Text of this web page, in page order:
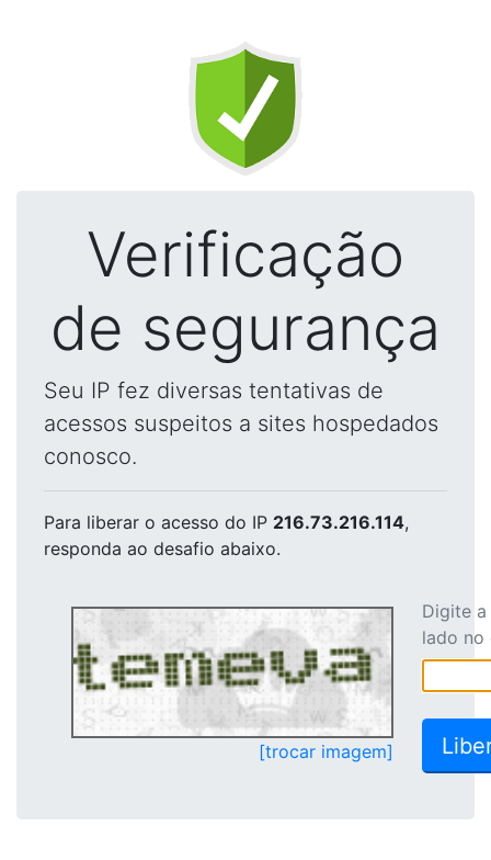
Verificação
de segurança
Seu IP fez diversas tentativas de
acessos suspeitos a sites hospedados
conosco.
Para liberar o acesso do IP 216.73.216.114,
responda ao desafio abaixo.
[trocar imagem]
Digite
lado no